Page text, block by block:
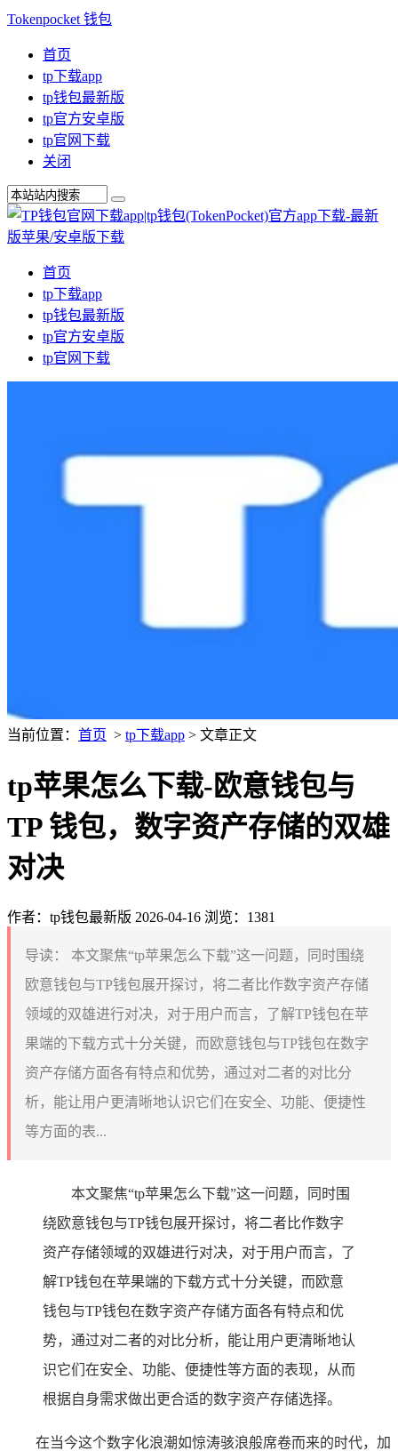
Tokenpocket 钱包
首页
tp下载app
tp钱包最新版
tp官方安卓版
tp官网下载
关闭
首页
tp下载app
tp钱包最新版
tp官方安卓版
tp官网下载
当前位置： 首页 > tp下载app > 文章正文
tp苹果怎么下载-欧意钱包与
TP 钱包，数字资产存储的双雄
对决
作者：tp钱包最新版 2026-04-16 浏览：1381
导读：
本文聚焦“tp苹果怎么下载”这一问题，同时围绕
欧意钱包与TP钱包展开探讨，将二者比作数字资产存储
领域的双雄进行对决，对于用户而言，了解TP钱包在苹
果端的下载方式十分关键，而欧意钱包与TP钱包在数字
资产存储方面各有特点和优势，通过对二者的对比分
析，能让用户更清晰地认识它们在安全、功能、便捷性
等方面的表...
本文聚焦“tp苹果怎么下载”这一问题，同时围
绕欧意钱包与TP钱包展开探讨，将二者比作数字
资产存储领域的双雄进行对决，对于用户而言，了
解TP钱包在苹果端的下载方式十分关键，而欧意
钱包与TP钱包在数字资产存储方面各有特点和优
势，通过对二者的对比分析，能让用户更清晰地认
识它们在安全、功能、便捷性等方面的表现，从而
根据自身需求做出更合适的数字资产存储选择。
在当今这个数字化浪潮如惊涛骇浪般席卷而来的时代，加